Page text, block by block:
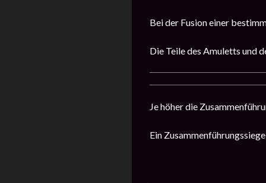
Bei der Fusion einer
Die Teile des Amuletts und
Je höher die
Ein